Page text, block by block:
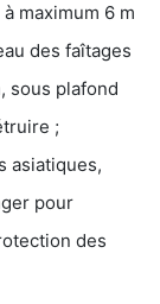
maximum 6 m
des faîtages
sous plafond
;
asiatiques,
pour
des